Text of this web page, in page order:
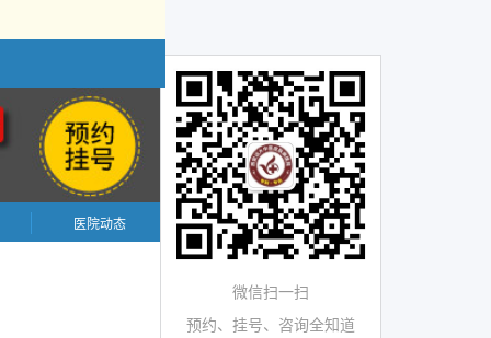
医院动态
微信扫一扫
预约、挂号、咨询全知道